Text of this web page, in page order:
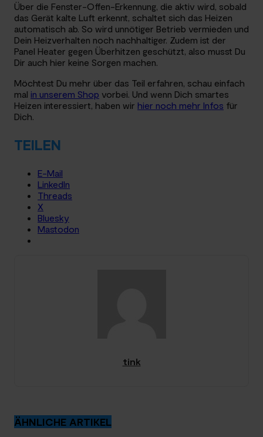
Über die Fenster-Offen-Erkennung, die aktiv wird, sobald
das Gerät kalte Luft erkennt, schaltet sich das Heizen
automatisch ab. So wird unnötiger Betrieb vermieden und
Dein Heizverhalten noch nachhaltiger. Zudem ist der
Panel Heater gegen Überhitzen geschützt, also musst Du
Dir auch hier keine Sorgen machen.
Möchtest Du mehr über das Teil erfahren, schau einfach
mal in unserem Shop vorbei. Und wenn Dich smartes
Heizen interessiert, haben wir hier noch mehr Infos für
Dich.
TEILEN
E-Mail
LinkedIn
Threads
X
Bluesky
Mastodon
tink
ÄHNLICHE ARTIKEL